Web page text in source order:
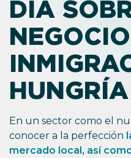
DÍA
HUNGRÍA
En un sector como el
conocer a la perfección
mercado local, así